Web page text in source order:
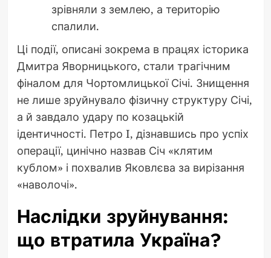
зрівняли з землею, а територію
спалили.
Ці події, описані зокрема в працях історика
Дмитра Яворницького, стали трагічним
фіналом для Чортомлицької Січі. Знищення
не лише зруйнувало фізичну структуру Січі,
а й завдало удару по козацькій
ідентичності. Петро I, дізнавшись про успіх
операції, цинічно назвав Січ «клятим
кублом» і похвалив Яковлєва за вирізання
«наволочі».
Наслідки зруйнування:
що втратила Україна?